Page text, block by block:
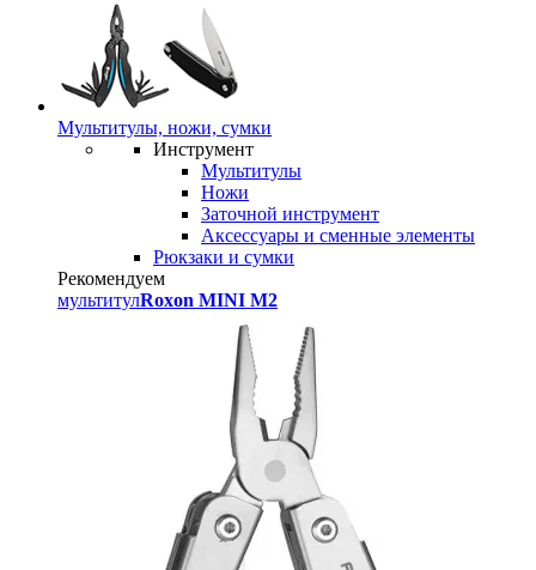
Мультитулы, ножи, сумки
Инструмент
Мультитулы
Ножи
Заточной инструмент
Аксессуары и сменные элементы
Рюкзаки и сумки
Рекомендуем
мультитулRoxon MINI M2